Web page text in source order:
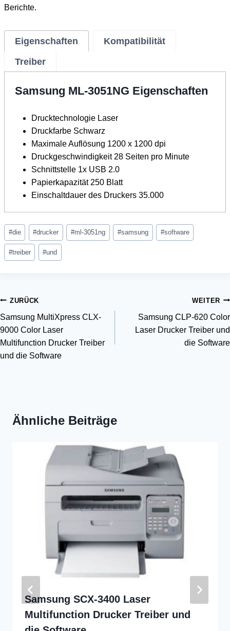
Berichte.
Eigenschaften
Kompatibilität
Treiber
Samsung ML-3051NG Eigenschaften
Drucktechnologie Laser
Druckfarbe Schwarz
Maximale Auflösung 1200 x 1200 dpi
Druckgeschwindigkeit 28 Seiten pro Minute
Schnittstelle 1x USB 2.0
Papierkapazität 250 Blatt
Einschaltdauer des Druckers 35.000
Schlagworte:
#die #drucker #ml-3051ng #samsung #software
#treiber #und
Beitragsnavigation
ZURÜCK
Samsung MultiXpress CLX-
9000 Color Laser
Multifunction Drucker Treiber
und die Software
WEITER
Samsung CLP-620 Color
Laser Drucker Treiber und
die Software
Ähnliche Beiträge
Samsung SCX-3400 Laser
Multifunction Drucker Treiber und